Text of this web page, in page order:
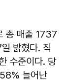
총 매출 1737
밝혔다. 직
수준이다. 당
늘어난